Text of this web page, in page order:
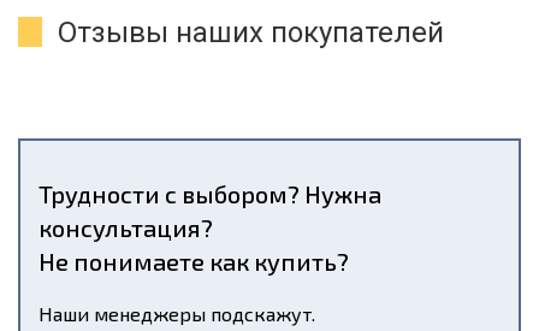
Отзывы наших покупателей
Трудности с выбором? Нужна
консультация?
Не понимаете как купить?
Наши менеджеры подскажут.